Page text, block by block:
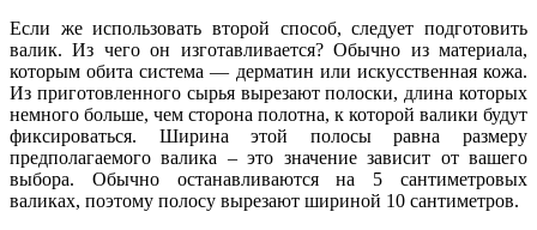
Если же использовать второй способ, следует подготовить
валик. Из чего он изготавливается? Обычно из материала,
которым обита система — дерматин или искусственная кожа.
Из приготовленного сырья вырезают полоски, длина которых
немного больше, чем сторона полотна, к которой валики будут
фиксироваться. Ширина этой полосы равна размеру
предполагаемого валика – это значение зависит от вашего
выбора. Обычно останавливаются на 5 сантиметровых
валиках, поэтому полосу вырезают шириной 10 сантиметров.